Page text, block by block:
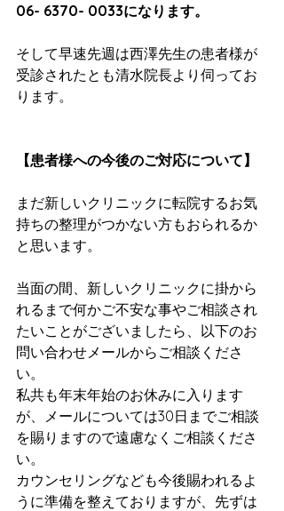
06- 6370- 0033になります。
そして早速先週は西澤先生の患者様が
受診されたとも清水院長より伺ってお
ります。
【患者様への今後のご対応について】
まだ新しいクリニックに転院するお気
持ちの整理がつかない方もおられるか
と思います。
当面の間、新しいクリニックに掛から
れるまで何かご不安な事やご相談され
たいことがございましたら、以下のお
問い合わせメールからご相談くださ
い。
私共も年末年始のお休みに入ります
が、メールについては30日までご相談
を賜りますので遠慮なくご相談くださ
い。
カウンセリングなども今後賜われるよ
うに準備を整えておりますが、先ずは